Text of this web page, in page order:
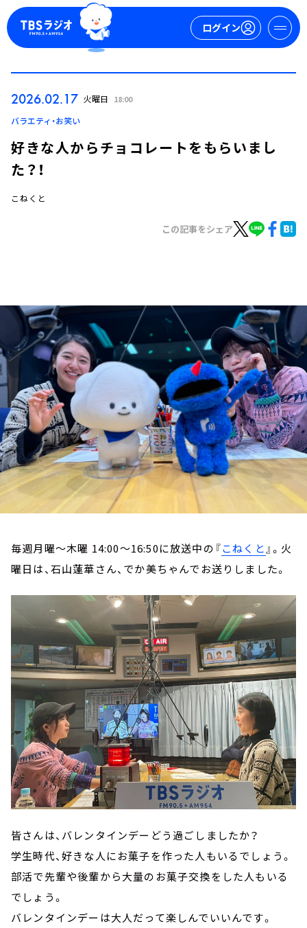
ログイン
ログイン
お知らせ
イベント・グッズ
YouTube
会社情報
2026.02.17 火曜日 18:00
バラエティ・お笑い
好きな人からチョコレートをもらいまし
た？！
こねくと
この記事をシェア
毎週月曜～木曜 14:00～16:50に放送中の『こねくと』。火
曜日は、石山蓮華さん、でか美ちゃんでお送りしました。
皆さんは、バレンタインデーどう過ごしましたか？
学生時代、好きな人にお菓子を作った人もいるでしょう。
部活で先輩や後輩から大量のお菓子交換をした人もいる
でしょう。
バレンタインデーは大人だって楽しんでいいんです。